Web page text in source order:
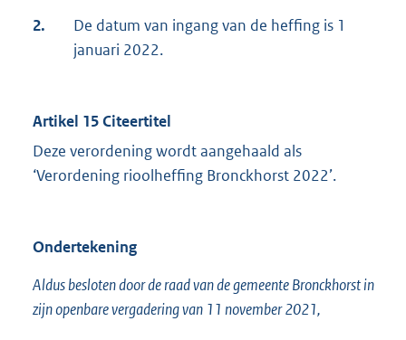
2.
De datum van ingang van de heffing is 1
januari 2022.
Artikel 15 Citeertitel
Deze verordening wordt aangehaald als
‘Verordening rioolheffing Bronckhorst 2022’.
Ondertekening
Aldus besloten door de raad van de gemeente Bronckhorst in
zijn openbare vergadering van 11 november 2021,